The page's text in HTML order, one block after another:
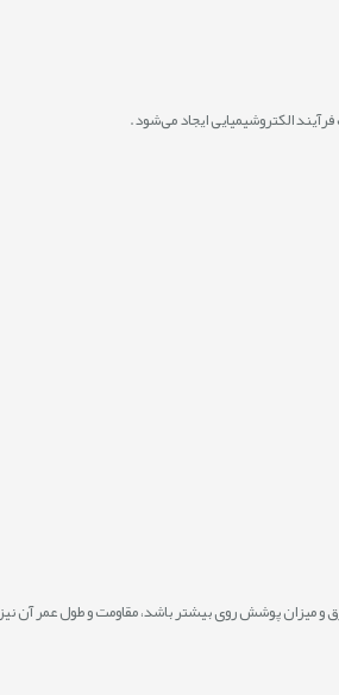
محصول از ۰.۳ تا ۲ میلی‌متر و حتی بیشتر است. هرچه ضخامت ورق و میزان پوشش روی بیشتر باشد، مقاومت و طول